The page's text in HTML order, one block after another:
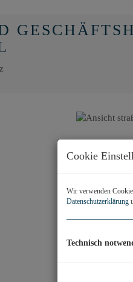
Cookie
Wir verwenden
Datenschutzerklärung
Technisch